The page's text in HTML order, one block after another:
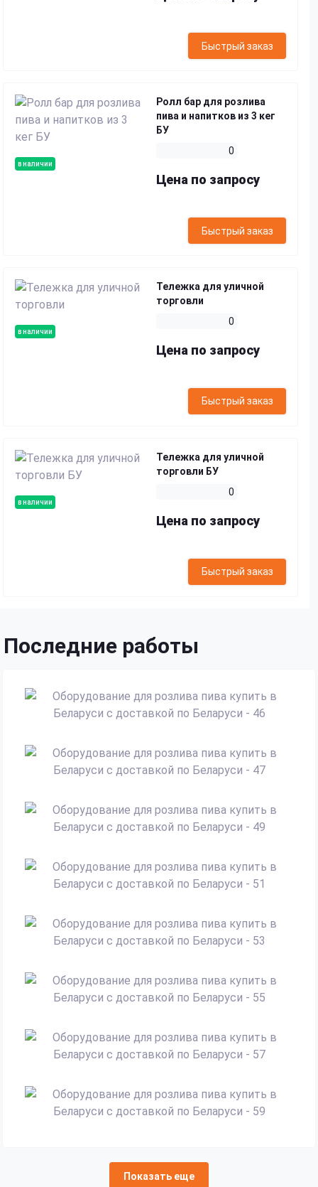
Быстрый заказ
в наличии
Ролл бар для розлива
пива и напитков из 3 кег
БУ
0
Цена по запросу
Быстрый заказ
в наличии
Тележка для уличной
торговли
0
Цена по запросу
Быстрый заказ
в наличии
Тележка для уличной
торговли БУ
0
Цена по запросу
Быстрый заказ
Последние работы
Показать еще